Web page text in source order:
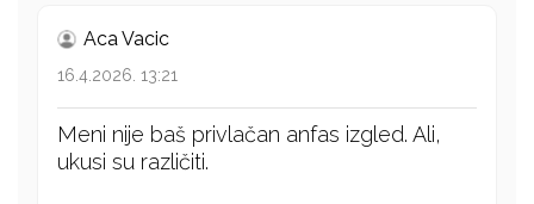
Aca Vacic
16.4.2026. 13:21
Meni nije baš privlačan anfas izgled. Ali,
ukusi su različiti.